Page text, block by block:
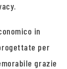
in
per
grazie